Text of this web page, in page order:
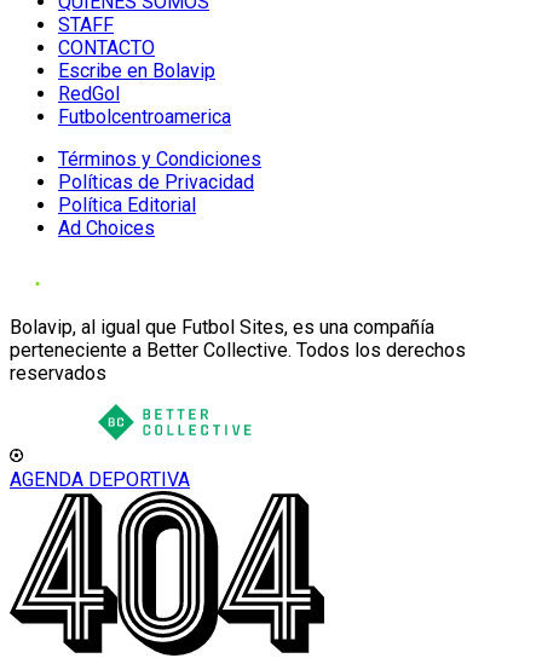
STAFF
CONTACTO
Escribe en Bolavip
RedGol
Futbolcentroamerica
Términos y Condiciones
Políticas de Privacidad
Política Editorial
Ad Choices
Bolavip, al igual que Futbol Sites, es una compañía
perteneciente a Better Collective. Todos los derechos
reservados
AGENDA DEPORTIVA